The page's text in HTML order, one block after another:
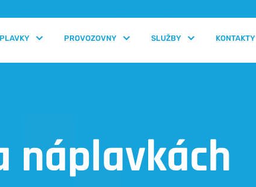
PROVOZOVNY SLUŽBY KONTAKTY
náplavkách